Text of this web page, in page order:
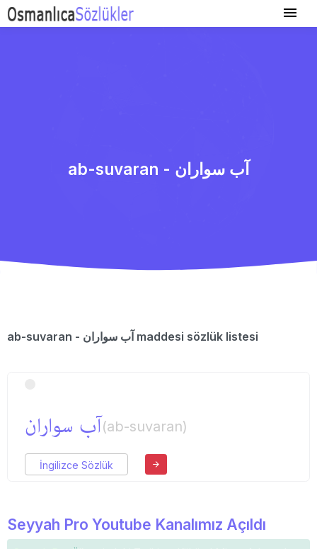
ab-suvaran - آب سواران
ab-suvaran - آب سواران maddesi sözlük listesi
آب سواران(ab-suvaran)
İngilizce Sözlük
Seyyah Pro Youtube Kanalımız Açıldı